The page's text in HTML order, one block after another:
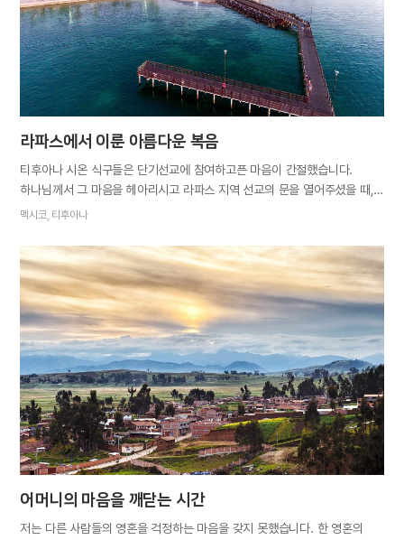
여러분이 다시 오기만을 기다렸습니다.” 저희를 반갑게 맞이한 나탈리아
자매님은 수개월을 기다린 만큼 감사한 마음으로 진리를 영접했습니다.
곧바로 남편과 세 자녀를 하나님 품으로 인도했는데 남편분도 성경의 예언을
잘 깨달아 엘로힘 하나님을 찬양하며 규례를 지켰습니다.
고베르나도르발라다리스에서 만난 또 다른…
라파스에서 이룬 아름다운 복음
티후아나 시온 식구들은 단기선교에 참여하고픈 마음이 간절했습니다.
하나님께서 그 마음을 헤아리시고 라파스 지역 선교의 문을 열어주셨을 때,
식구들은 매우 기뻐했습니다. 하나님의 위대하신 복음 역사에 동참한다는
바하칼리포르니아주(州) 북단에 위치한 지역으로, 미국 국경과 맞닿아
있습니다. 휴양지로 유명한 라파스는 티후아나에서 캘리포니아반도 남단을
향해 계속 내려가면 나오는 도시입니다. 차로 쉬지 않고 18시간을 넘게 달려
라파스에 도착했습니다. 라파스 지역 식구들과 함께 나선 선교 첫날, 말씀을
진지하게 듣는 사람들은 많았지만 새 생명의 축복을 받는 이는 없었습니다.
시간이 지나도 결실이 없어 점점 애가 탈 즈음, 아주머니 한 분이 저희
쪽으로 다가왔습니다. 그분은 하늘 어머니와 유월절 진리를 전해 듣고는
망설임 없이 구원의 축복을 받았습니다. 선교단과 현지 식구들 모두 너무나
감격스러웠습니다. 다음 날부터 복음을 전하는 발걸음이 더욱
분주해졌습니다. 무더운 날씨와 생각지도 못한…
멕시코, 티후아나
어머니의 마음을 깨닫는 시간
저는 다른 사람들의 영혼을 걱정하는 마음을 갖지 못했습니다. 한 영혼의